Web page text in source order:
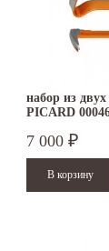
набор из двух
PICARD
7 000 ₽